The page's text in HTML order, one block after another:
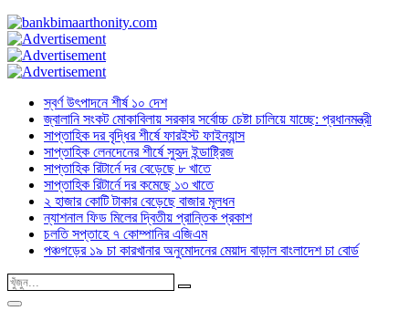
স্বর্ণ উৎপাদনে শীর্ষ ১০ দেশ
জ্বালানি সংকট মোকাবিলায় সরকার সর্বোচ্চ চেষ্টা চালিয়ে যাচ্ছে: প্রধানমন্ত্রী
সাপ্তাহিক দর বৃদ্ধির শীর্ষে ফারইস্ট ফাইন্যান্স
সাপ্তাহিক লেনদেনের শীর্ষে সুহৃদ ইন্ডাষ্ট্রিজ
সাপ্তাহিক রিটার্নে দর বেড়েছে ৮ খাতে
সাপ্তাহিক রিটার্নে দর কমেছে ১৩ খাতে
২ হাজার কোটি টাকার বেড়েছে বাজার মূলধন
ন্যাশনাল ফিড মিলের দ্বিতীয় প্রান্তিক প্রকাশ
চলতি সপ্তাহে ৭ কোম্পানির এজিএম
পঞ্চগড়ের ১৯ চা কারখানার অনুমোদনের মেয়াদ বাড়াল বাংলাদেশ চা বোর্ড